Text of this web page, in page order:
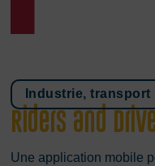
Riders and
Industrie, transport
Une application mobile